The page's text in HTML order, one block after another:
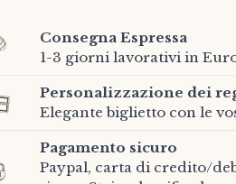
Consegna Espressa
1-3 giorni lavorativi in
Personalizzazione dei
Elegante biglietto con le
Pagamento sicuro
Paypal, carta di credito/